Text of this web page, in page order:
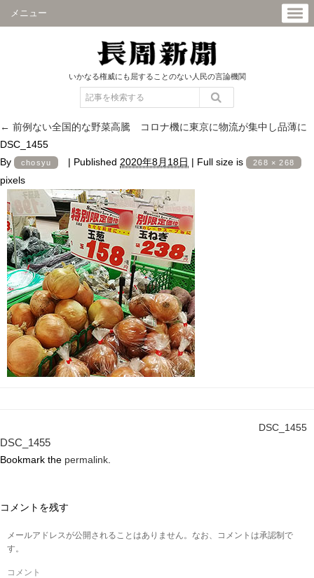
メニュー
いかなる権威にも屈することのない人民の言論機関
← 前例ない全国的な野菜高騰 コロナ機に東京に物流が集中し品薄に
DSC_1455
By
chosyu | Published 2020年8月18日 | Full size is 268 × 268
pixels
DSC_1455
DSC_1455
Bookmark the permalink
コメントを残す
メールアドレスが公開されることはありません。なお、コメントは承認制で
す。
コメント